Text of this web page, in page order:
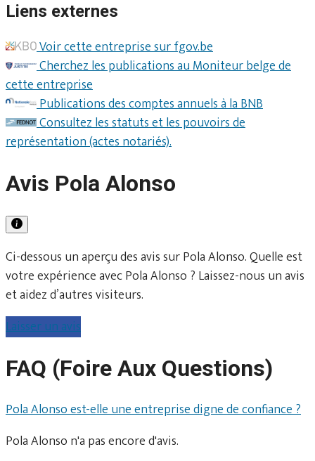
Liens externes
Voir cette entreprise sur fgov.be
Cherchez les publications au Moniteur belge de
cette entreprise
Publications des comptes annuels à la BNB
Consultez les statuts et les pouvoirs de
représentation (actes notariés).
Avis Pola Alonso
Ci-dessous un aperçu des avis sur Pola Alonso. Quelle est
votre expérience avec Pola Alonso ? Laissez-nous un avis
et aidez d’autres visiteurs.
Laisser un avis
FAQ (Foire Aux Questions)
Pola Alonso est-elle une entreprise digne de confiance ?
Pola Alonso n'a pas encore d'avis.